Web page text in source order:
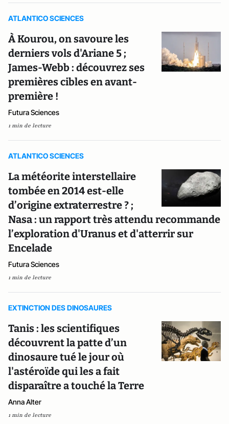
ATLANTICO SCIENCES
À Kourou, on savoure les
derniers vols d'Ariane 5 ;
James-Webb : découvrez ses
premières cibles en avant-
première !
Futura Sciences
1 min de lecture
ATLANTICO SCIENCES
La météorite interstellaire
tombée en 2014 est-elle
d’origine extraterrestre ? ;
Nasa : un rapport très attendu recommande
l’exploration d'Uranus et d'atterrir sur
Encelade
Futura Sciences
1 min de lecture
EXTINCTION DES DINOSAURES
Tanis : les scientifiques
découvrent la patte d’un
dinosaure tué le jour où
l'astéroïde qui les a fait
disparaître a touché la Terre
Anna Alter
1 min de lecture